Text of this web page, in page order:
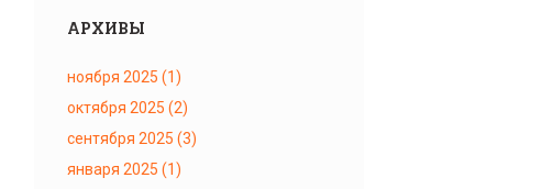
АРХИВЫ
ноября 2025 (1)
октября 2025 (2)
сентября 2025 (3)
января 2025 (1)